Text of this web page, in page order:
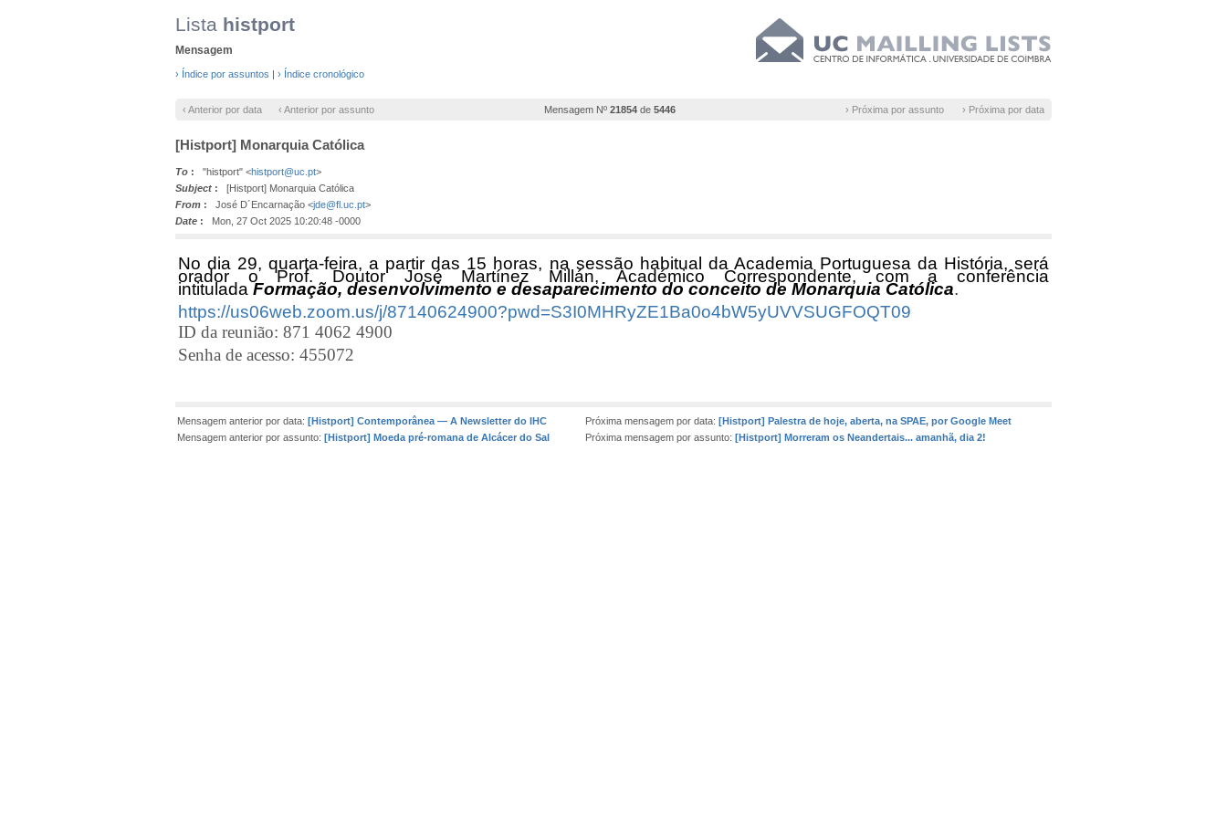
Lista histport
Mensagem
› Índice por assuntos | › Índice cronológico
‹ Anterior por data ‹ Anterior por assunto Mensagem Nº 21854 de 5446 › Próxima por assunto › Próxima por data
[Histport] Monarquia Católica
To : "histport" <histport@uc.pt>
Subject : [Histport] Monarquia Católica
From : José D´Encarnação <jde@fl.uc.pt>
Date : Mon, 27 Oct 2025 10:20:48 -0000
No dia 29, quarta-feira, a partir das 15 horas, na sessão habitual da Academia Portuguesa da História, será
orador o Prof. Doutor José Martínez Millán, Académico Correspondente, com a conferência
intitulada Formação, desenvolvimento e desaparecimento do conceito de Monarquia Católica.
https://us06web.zoom.us/j/87140624900?pwd=S3I0MHRyZE1Ba0o4bW5yUVVSUGFOQT09
ID da reunião: 871 4062 4900
Senha de acesso: 455072
Mensagem anterior por data: [Histport] Contemporânea — A Newsletter do IHC Próxima mensagem por data: [Histport] Palestra de hoje, aberta, na SPAE, por Google Meet
Mensagem anterior por assunto: [Histport] Moeda pré-romana de Alcácer do Sal Próxima mensagem por assunto: [Histport] Morreram os Neandertais... amanhã, dia 2!